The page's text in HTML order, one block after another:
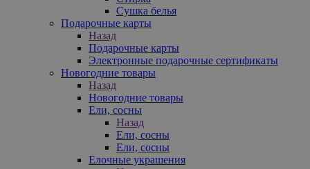
Сушка белья
Подарочные карты
Назад
Подарочные карты
Электронные подарочные сертификаты
Новогодние товары
Назад
Новогодние товары
Ели, сосны
Назад
Ели, сосны
Ели, сосны
Елочные украшения